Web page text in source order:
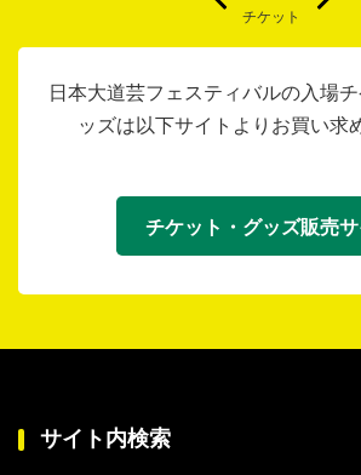
チケット
日本大道芸フェスティバルの入場
ッズは以下サイトよりお買い求
チケット・グッズ販売サ
サイト内検索